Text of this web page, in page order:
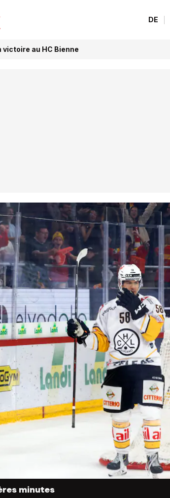
DE
victoire au HC Bienne
minutes